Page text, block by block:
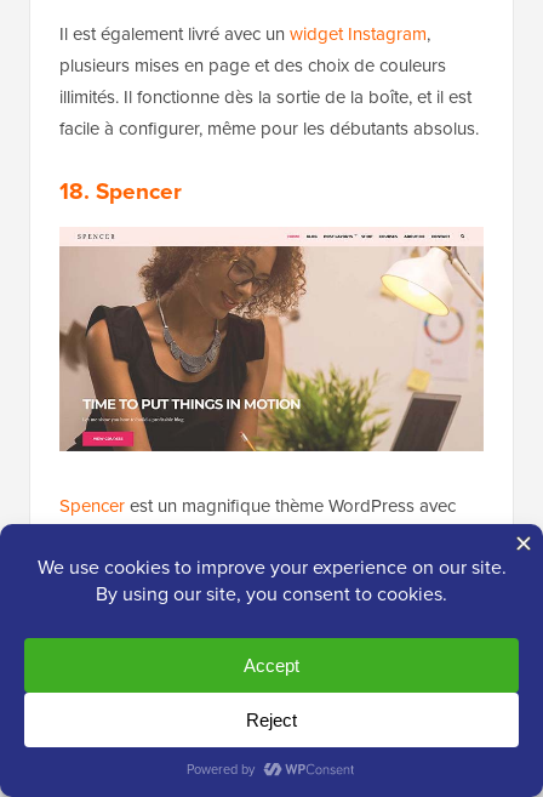
Il est également livré avec un widget Instagram,
plusieurs mises en page et des choix de couleurs
illimités. Il fonctionne dès la sortie de la boîte, et il est
facile à configurer, même pour les débutants absolus.
18. Spencer
Spencerest un magnifique thème WordPress avec
d'accueil présente un seulmenu de navigation, un
message de bienvenue et une image mise en avant
de votre dernier travail.
Il s'intègre à votre constructeur glisser-déposer
préféré pour ajouter des fonctionnalités, des images,
du contenu et plus encore à vos pages. Vous pouvez